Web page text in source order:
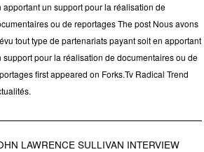
apportant un support pour la réalisation de
ou de reportages The post Nous avons
tout type de partenariats payant soit en apportant
support pour la réalisation de documentaires ou de
first appeared on Forks.Tv Radical Trend
LAWRENCE SULLIVAN INTERVIEW